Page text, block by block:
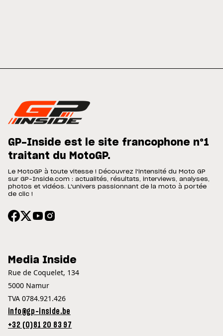
GP-Inside est le site francophone n°1
traitant du MotoGP.
Le MotoGP à toute vitesse ! Découvrez l'intensité du Moto GP
sur GP-Inside.com : actualités, résultats, interviews, analyses,
photos et vidéos. L'univers passionnant de la moto à portée
de clic !
Media Inside
Rue de Coquelet, 134
5000 Namur
TVA 0784.921.426
info@gp-inside.be
+32 (0)81 20 83 97